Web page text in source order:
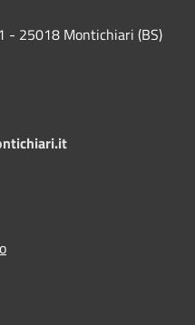
- 25018 Montichiari (BS)